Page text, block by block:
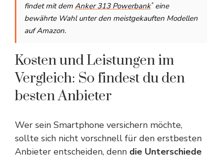
findet mit dem Anker 313 Powerbank*eine
bewährte Wahl unter den meistgekauften Modellen
auf Amazon.
Kosten und Leistungen im
Vergleich: So findest du den
besten Anbieter
Wer sein Smartphone versichern möchte,
sollte sich nicht vorschnell für den erstbesten
Anbieter entscheiden, denn die Unterschiede